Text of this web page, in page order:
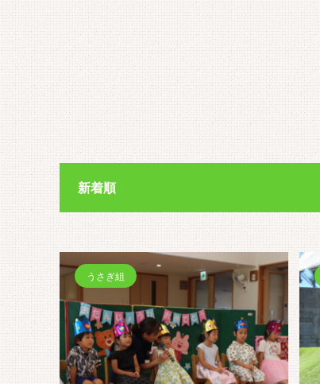
新着順
うさぎ組